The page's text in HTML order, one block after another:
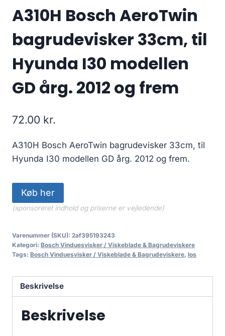
A310H Bosch AeroTwin
bagrudevisker 33cm, til
Hyunda I30 modellen
GD årg. 2012 og frem
72.00 kr.
A310H Bosch AeroTwin bagrudevisker 33cm, til
Hyunda I30 modellen GD årg. 2012 og frem.
Køb her
(sponsoreret indhold og priserne er vejledende)
Varenummer (SKU): 2af395193243
Kategori: Bosch Vinduesvisker / Viskeblade & Bagrudeviskere
Tags: Bosch Vinduesvisker / Viskeblade & Bagrudeviskere, los
Beskrivelse
Beskrivelse